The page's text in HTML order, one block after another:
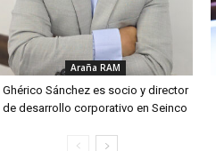
Araña RAM
Ghérico Sánchez es socio y director
de desarrollo corporativo en Seinco